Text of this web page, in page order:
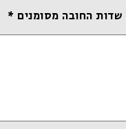
שדות החובה מסומנים *